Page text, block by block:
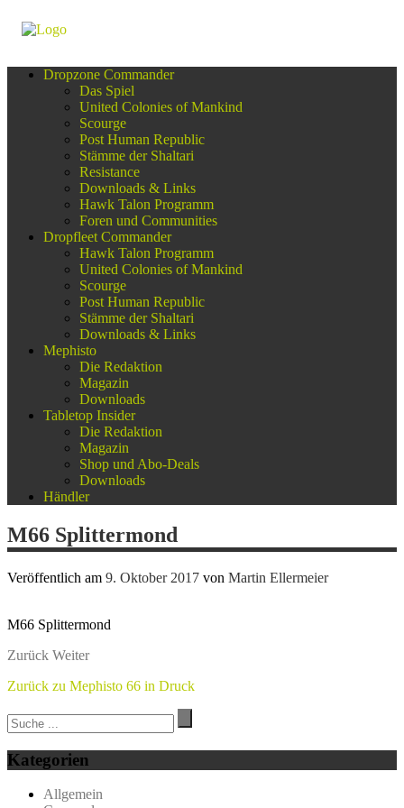
Dropzone Commander
Das Spiel
United Colonies of Mankind
Scourge
Post Human Republic
Stämme der Shaltari
Resistance
Downloads & Links
Hawk Talon Programm
Foren und Communities
Dropfleet Commander
Hawk Talon Programm
United Colonies of Mankind
Scourge
Post Human Republic
Stämme der Shaltari
Downloads & Links
Mephisto
Die Redaktion
Magazin
Downloads
Tabletop Insider
Die Redaktion
Magazin
Shop und Abo-Deals
Downloads
Händler
M66 Splittermond
Veröffentlich am 9. Oktober 2017 von Martin Ellermeier
M66 Splittermond
Zurück Weiter
Zurück zu Mephisto 66 in Druck
Kategorien
Allgemein